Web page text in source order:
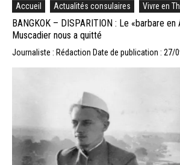
Accueil Actualités consulaires Vivre en
BANGKOK – DISPARITION : Le «barbare en
Muscadier nous a quitté
Journaliste : Rédaction Date de publication : 27/